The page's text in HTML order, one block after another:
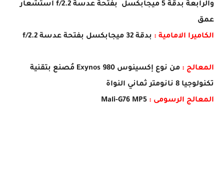
والرابعة بدقة 5 ميجابكسل بفتحة عدسة f/2.2 استشعار
عمق
الكاميرا الامامية : بدقة 32 ميجابكسل بفتحة عدسة f/2.2
المعالج :
من نوع إكسينوس Exynos 980 مُصنع بتقنية
تكنولوجيا 8 نانومتر ثماني النواة
المعالج الرسومى : Mali-G76 MP5